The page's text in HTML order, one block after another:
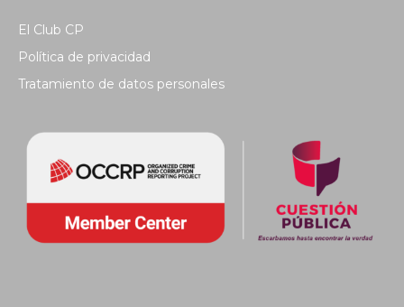
El Club CP
Política de privacidad
Tratamiento de datos personales